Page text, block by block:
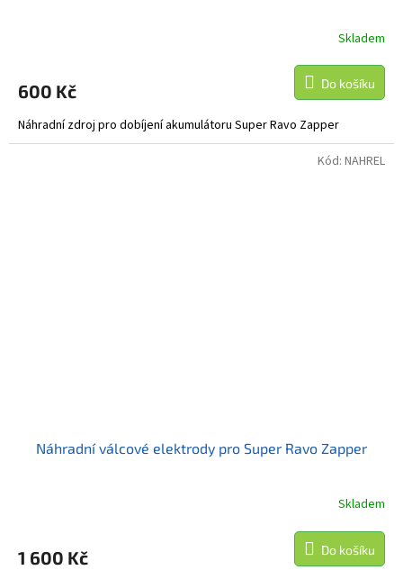
Skladem
600 Kč Do košíku
Náhradní zdroj pro dobíjení akumulátoru Super Ravo Zapper
Náhradní válcové elektrody pro Super Ravo Zapper
Skladem
1 600 Kč Do košíku
Kód: NAHREL